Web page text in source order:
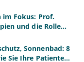
Fokus: Prof.
und die Rolle
Sonnenbad: 8
Sie Ihre Patienten